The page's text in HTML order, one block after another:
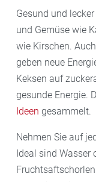
Gesund und
und Gemüse wie
wie Kirschen.
geben neue
Keksen auf
gesunde Energie.
Ideen gesammelt.
Nehmen Sie auf
Ideal sind Wasser